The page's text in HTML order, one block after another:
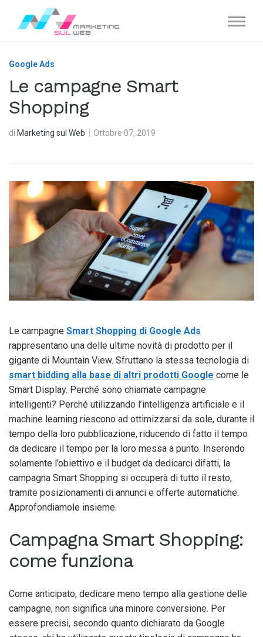
Google Ads
Le campagne Smart
Shopping
di Marketing sul Web Ottobre 07, 2019
Le campagne Smart Shopping di Google Ads
rappresentano una delle ultime novità di prodotto per il
gigante di Mountain View. Sfruttano la stessa tecnologia di
smart bidding alla base di altri prodotti Google come le
Smart Display. Perché sono chiamate campagne
intelligenti? Perché utilizzando l’intelligenza artificiale e il
machine learning riescono ad ottimizzarsi da sole, durante il
tempo della loro pubblicazione, riducendo di fatto il tempo
da dedicare il tempo per la loro messa a punto. Inserendo
solamente l’obiettivo e il budget da dedicarci difatti, la
campagna Smart Shopping si occuperà di tutto il resto,
tramite posizionamenti di annunci e offerte automatiche.
Approfondiamole insieme.
Campagna Smart Shopping:
come funziona
Come anticipato, dedicare meno tempo alla gestione delle
campagne, non significa una minore conversione. Per
essere precisi, secondo quanto dichiarato da Google